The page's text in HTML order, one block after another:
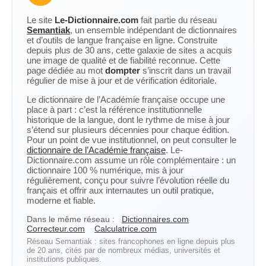
Le site Le-Dictionnaire.com fait partie du réseau
Semantiak, un ensemble indépendant de dictionnaires
et d’outils de langue française en ligne. Construite
depuis plus de 30 ans, cette galaxie de sites a acquis
une image de qualité et de fiabilité reconnue. Cette
page dédiée au mot dompter s’inscrit dans un travail
régulier de mise à jour et de vérification éditoriale.
Le dictionnaire de l’Académie française occupe une
place à part : c’est la référence institutionnelle
historique de la langue, dont le rythme de mise à jour
s’étend sur plusieurs décennies pour chaque édition.
Pour un point de vue institutionnel, on peut consulter le
dictionnaire de l’Académie française. Le-
Dictionnaire.com assume un rôle complémentaire : un
dictionnaire 100 % numérique, mis à jour
régulièrement, conçu pour suivre l’évolution réelle du
français et offrir aux internautes un outil pratique,
moderne et fiable.
Dans le même réseau :
Dictionnaires.com
Correcteur.com
Calculatrice.com
Réseau Semantiak : sites francophones en ligne depuis plus
de 20 ans, cités par de nombreux médias, universités et
institutions publiques.